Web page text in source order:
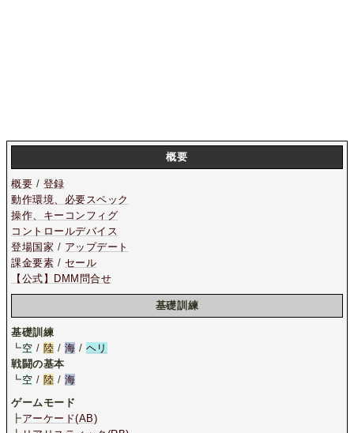
概要
概要 / 登録
動作環境、必要スペック
操作、キーコンフィグ
コントロールデバイス
登場国家 / アップデート
課金要素 / セール
【公式】DMM問合せ
基礎訓練
基礎訓練
┗空 / 陸 / 海 / ヘリ
戦闘の基本
┗空 / 陸 / 海
ゲームモード
┣アーケード(AB)